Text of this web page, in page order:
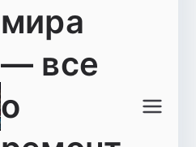
мира
— все
о